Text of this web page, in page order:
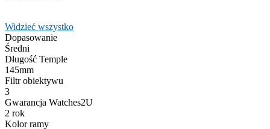
Widzieć wszystko
Dopasowanie
Średni
Długość Temple
145mm
Filtr obiektywu
3
Gwarancja Watches2U
2 rok
Kolor ramy